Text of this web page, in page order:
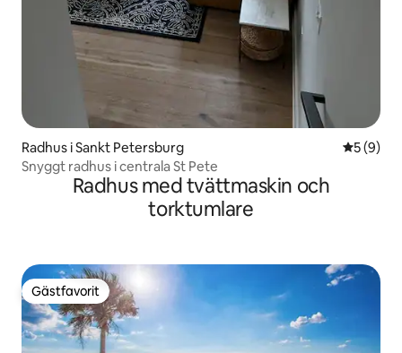
Radhus i Sankt Petersburg 5 av 5 i
5 (9)
Snyggt radhus i centrala St Pete
Radhus med tvättmaskin och
torktumlare
Gästfavorit
Gästfavorit